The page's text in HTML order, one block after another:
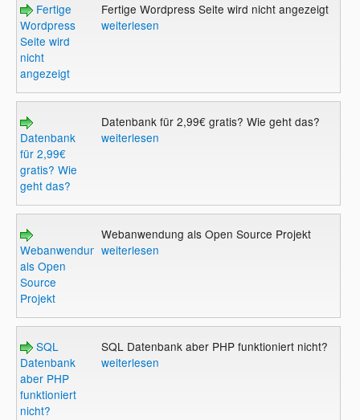
Fertige
Wordpress
Seite wird
nicht
angezeigt
Fertige Wordpress Seite wird nicht angezeigt
weiterlesen
Datenbank
für 2,99€
gratis? Wie
geht das?
Datenbank für 2,99€ gratis? Wie geht das?
weiterlesen
Webanwendung
als Open
Source
Projekt
Webanwendung als Open Source Projekt
weiterlesen
SQL
Datenbank
aber PHP
funktioniert
nicht?
SQL Datenbank aber PHP funktioniert nicht?
weiterlesen